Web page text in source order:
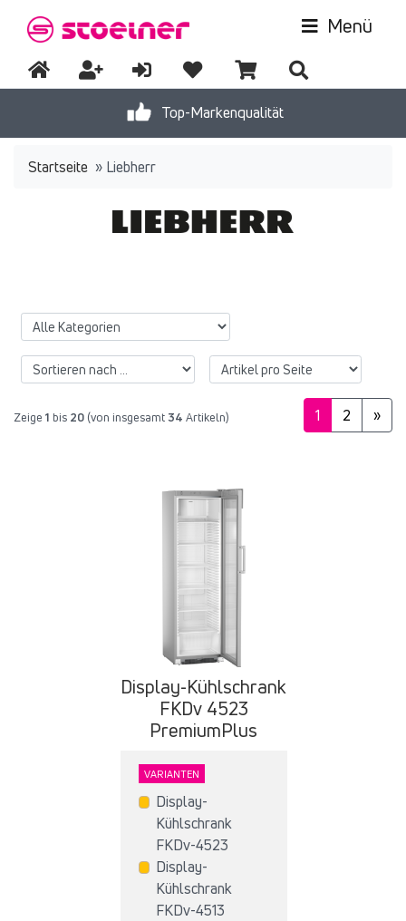
Top-Markenqualität
Menü
Startseite » Liebherr
Zeige 1 bis 20 (von insgesamt34 Artikeln) 1 2 »
Display-Kühlschrank
FKDv 4523
PremiumPlus
VARIANTEN
Display-
Kühlschrank
FKDv-4523
Display-
Kühlschrank
FKDv-4513